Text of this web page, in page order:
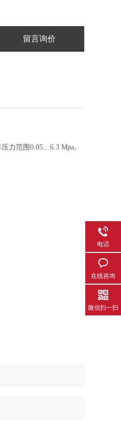
留言询价
力范围0.05…6.3 Mpa。
电话
在线咨询
微信扫一扫